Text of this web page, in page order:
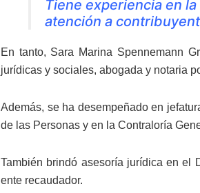
Tiene experiencia en
atención a
En tanto, Sara Marina Spennemann
jurídicas y sociales, abogada y notaria
Además, se ha desempeñado en
de las Personas y en la Contraloría
También brindó asesoría jurídica en el
ente recaudador.